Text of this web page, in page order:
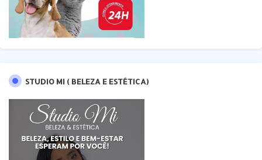
STUDIO MI ( BELEZA E ESTÉTICA)